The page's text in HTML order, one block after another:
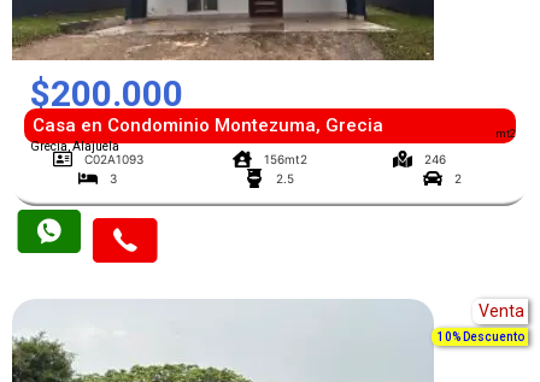
mt2
$200.000
Casa en Condominio Montezuma, Grecia
Grecia, Alajuela
C02A1093 156mt2
246
3
2.5 2
Venta
10% Descuento